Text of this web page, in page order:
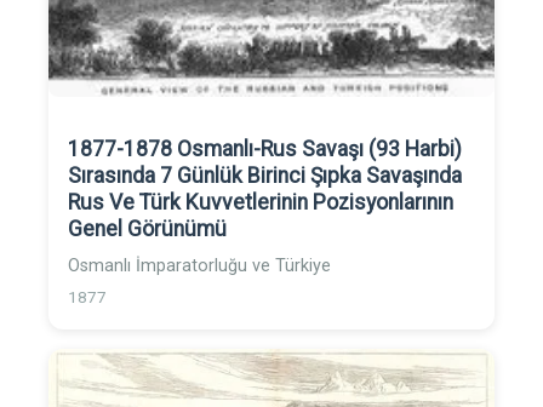
1877-1878 Osmanlı-Rus Savaşı (93 Harbi)
Sırasında 7 Günlük Birinci Şıpka Savaşında
Rus Ve Türk Kuvvetlerinin Pozisyonlarının
Genel Görünümü
Osmanlı İmparatorluğu ve Türkiye
1877